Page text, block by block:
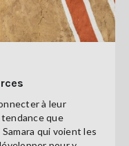
à leur
tendance que
qui voient les